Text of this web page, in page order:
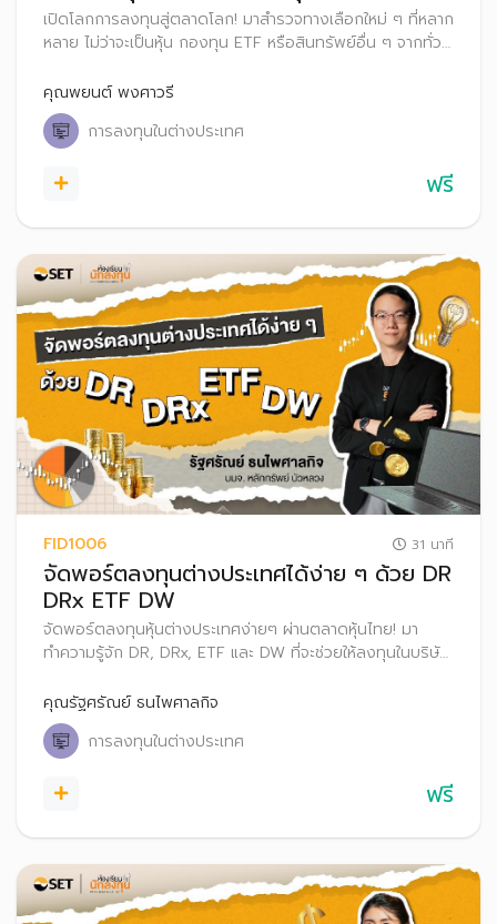
เปิดโลกการลงทุนสู่ตลาดโลก! มาสำรวจทางเลือกใหม่ ๆ ที่หลาก
หลาย ไม่ว่าจะเป็นหุ้น กองทุน ETF หรือสินทรัพย์อื่น ๆ จากทั่ว
พอร์ตลงทุนที่แข็งแกร่งและหลากหลาย พร้อมรับมือกับทุกความ
ท้าทายในตลาดโลก
คุณพยนต์ พงศาวรี
การลงทุนในต่างประเทศ
ฟรี
FID1006 31 นาที
จัดพอร์ตลงทุนต่างประเทศได้ง่าย ๆ ด้วย DR
DRx ETF DW
จัดพอร์ตลงทุนหุ้นต่างประเทศง่ายๆ ผ่านตลาดหุ้นไทย! มา
ทำความรู้จัก DR, DRx, ETF และ DW ที่จะช่วยให้ลงทุนในบริษัท
คุณรัฐศรัณย์ ธนไพศาลกิจ
การลงทุนในต่างประเทศ
ฟรี